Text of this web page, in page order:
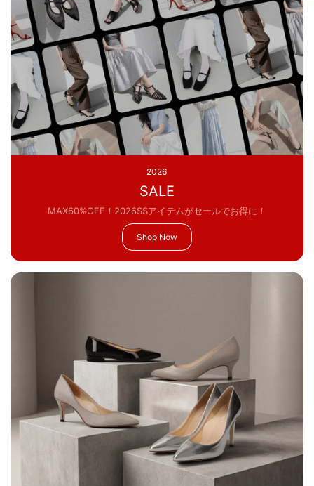
2026
SALE
MAX60%OFF！2026SSアイテムがセールでお得に！
Shop Now